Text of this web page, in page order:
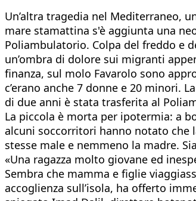
Un’altra tragedia nel Mediterraneo,
mare stamattina s'è aggiunta una
Poliambulatorio. Colpa del freddo e
un’ombra di dolore sui migranti
finanza, sul molo Favarolo sono
c’erano anche 7 donne e 20 minori.
di due anni è stata trasferita al
La piccola è morta per ipotermia: a
alcuni soccorritori hanno notato che
stesse male e nemmeno la madre.
«Una ragazza molto giovane ed
Sembra che mamma e figlie
accoglienza sull’isola, ha offerto